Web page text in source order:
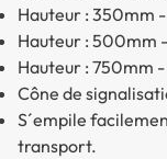
Hauteur : 350mm
Hauteur : 500mm -
Hauteur : 750mm
Cône de
S´empile
transport.